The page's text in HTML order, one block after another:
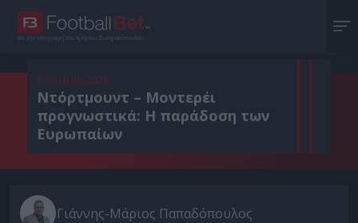
Με την υπογραφή του Χρήστου Σωτηρακόπουλου
1 Ιουλίου 2025
Ντόρτμουντ – Μοντερέι
προγνωστικά: Η παράδοση των
Ευρωπαίων
Γιάννης-Μάριος Παπαδόπουλος